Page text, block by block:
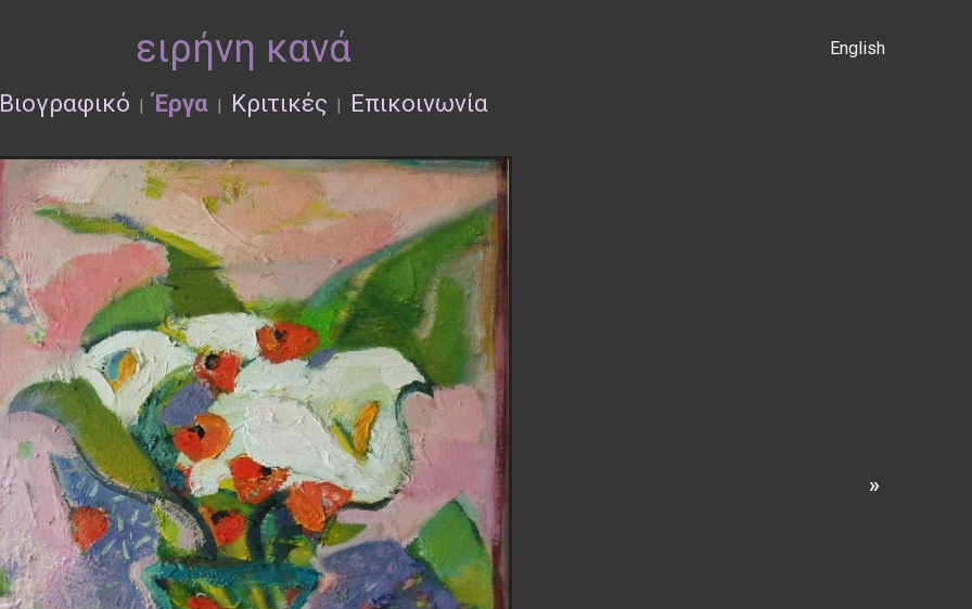
ειρήνη κανά English
| Έργα | Κριτικές | Επικοινωνία
»